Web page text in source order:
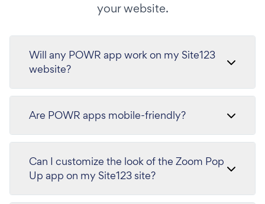
your website.
Will any POWR app work on my Site123
website?
Are POWR apps mobile-friendly?
Can I customize the look of the Zoom Pop
Up app on my Site123 site?